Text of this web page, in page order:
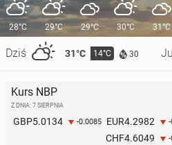
28°C
Dziś 31°C 14°C 30
29°C 29°C 30°C 31°C
Kurs NBP
Z DNIA: 7 SIERPNIA
GBP5.0134 -0.0085 EUR4.2982
CHF4.6049 -